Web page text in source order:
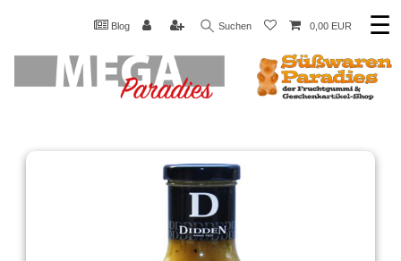
Blog Suchen 0,00 EUR ☰